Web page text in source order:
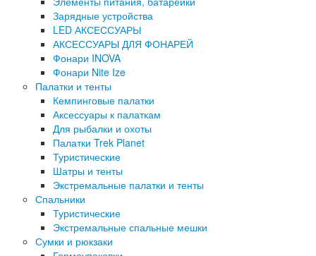
Зарядные устройства
LED АКСЕССУАРЫ
АКСЕССУАРЫ ДЛЯ ФОНАРЕЙ
Фонари INOVA
Фонари Nite Ize
Палатки и тенты
Кемпинговые палатки
Аксессуары к палаткам
Для рыбалки и охоты
Палатки Trek Planet
Туристические
Шатры и тенты
Экстремальные палатки и тенты
Спальники
Туристические
Экстремальные спальные мешки
Сумки и рюкзаки